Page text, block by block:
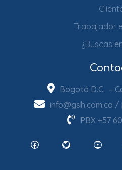
Trabajador
¿Buscas
Bogotá D.C. –
info@gsh.com.co /
PBX +57
FacebookTwitter YouTube